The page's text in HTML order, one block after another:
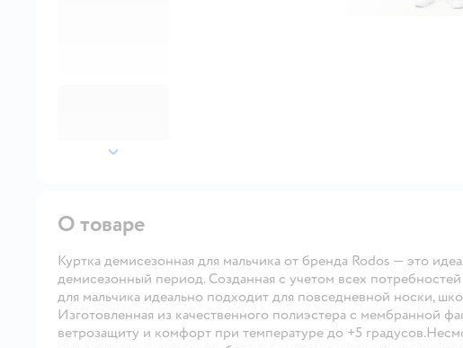
далее
О товаре
Куртка демисезонная для мальчика от бренда Rodos — это
демисезонный период. Созданная с учетом всех
для мальчика идеально подходит для повседневной носки,
Изготовленная из качественного полиэстера с мембранной
ветрозащиту и комфорт при температуре до +5